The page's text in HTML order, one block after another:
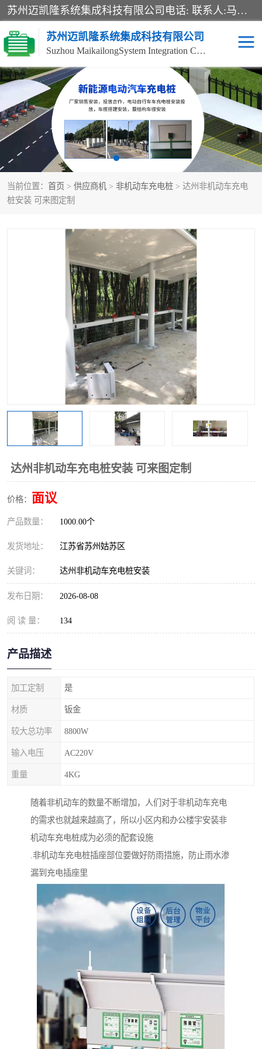
苏州迈凯隆系统集成科技有限公司电话: 联系人:马杰森 销售安装视频监控、报警系统、电话交换机、门禁考勤、巡更系统、呼叫对讲系统、停车场道闸、智能家居、广播系统、综合布线、办公设备、电子商务软件、网络工程、酒店门锁系列 系统集成、VOD视频点播、LED显示屏、节能产品、USP电源、收银机等弱电及智能化项目。
苏州迈凯隆系统集成科技有限公司
Suzhou MaikailongSystem Integration Co., Ltd.
当前位置： 首页 > 供应商机 > 非机动车充电桩 > 达州非机动车充电
桩安装 可来图定制
达州非机动车充电桩安装 可来图定制
价格： 面议
产品数量： 1000.00个
发货地址： 江苏省苏州姑苏区
关键词： 达州非机动车充电桩安装
发布日期： 2026-08-08
阅 读 量： 134
产品描述
加工定制 是
材质 钣金
较大总功率 8800W
输入电压 AC220V
重量 4KG
随着非机动车的数量不断增加，人们对于非机动车充电
的需求也就越来越高了，所以小区内和办公楼宇安装非
机动车充电桩成为必须的配套设施
.非机动车充电桩插座部位要做好防雨措施，防止雨水渗
漏到充电插座里
非机动车充电桩 电瓶车充电桩
电动自行车充电桩 两轮电动车充电桩
充电桩